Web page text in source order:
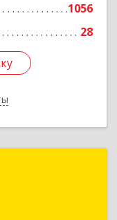
1056
28
Новгород